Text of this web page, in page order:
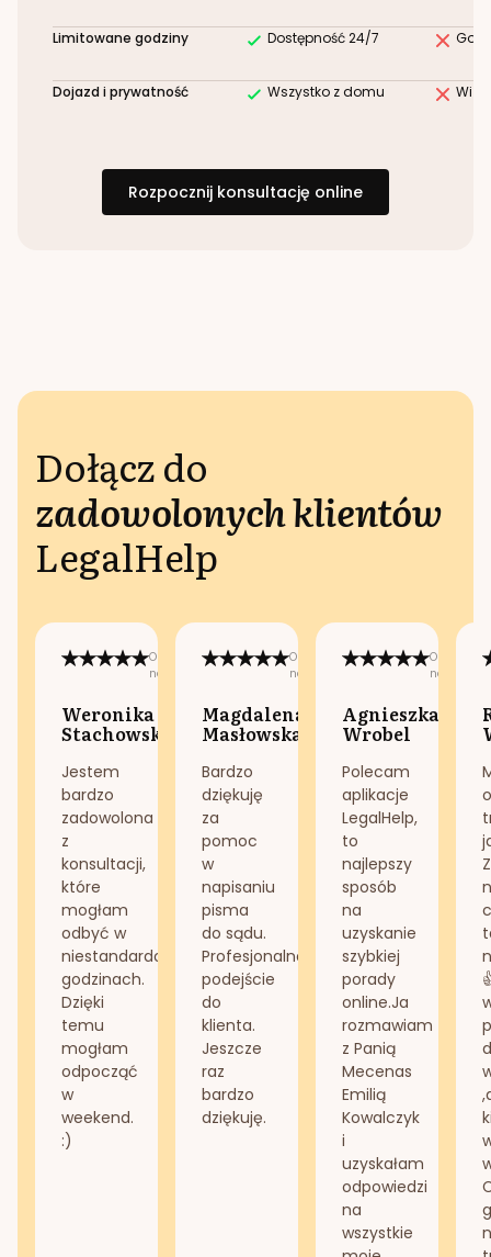
Limitowane godziny Dostępność 24/7
Dojazd i prywatność Wszystko z domu
Rozpocznij konsultację online
Dołącz do
zadowolonych klientów
LegalHelp
Opublikowano
na:
Weronika
Stachowska
Jestem
bardzo
zadowolona
z
konsultacji,
które
mogłam
odbyć w
niestandardowych
godzinach.
Dzięki
temu
mogłam
odpocząć
w
weekend.
:)
Opublikowano
na:
Magdalena
Masłowska
Bardzo
dziękuję
za
pomoc
w
napisaniu
pisma
do sądu.
Profesjonalne
podejście
do
klienta.
Jeszcze
raz
bardzo
dziękuję.
na:
Agnieszka
Wrobel
Polecam
aplikacje
LegalHelp,
to
najlepszy
sposób
na
uzyskanie
szybkiej
porady
online.Ja
rozmawiam
z Panią
Mecenas
Emilią
Kowalczyk
i
uzyskałam
odpowiedzi
na
wszystkie